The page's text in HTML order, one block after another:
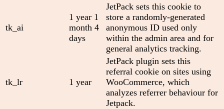
tk_ai
1 year 1
month 4
days
JetPack sets this cookie to
store a randomly-generated
anonymous ID used only
within the admin area and for
general analytics tracking.
tk_lr 1 year
JetPack plugin sets this
referral cookie on sites using
WooCommerce, which
analyzes referrer behaviour for
Jetpack.